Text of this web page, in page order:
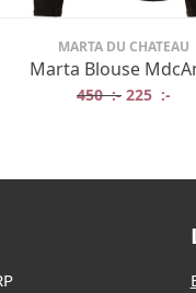
:-.
MARTA DU CHATEAU
Marta Blouse
450:- Det
225 :-